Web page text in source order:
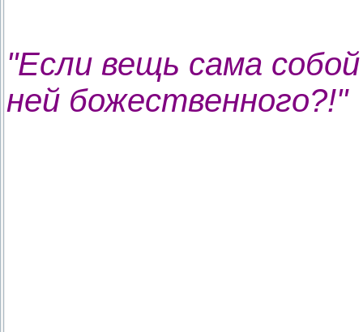
"Если вещь сама
ней божественного?!"